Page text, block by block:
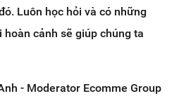
Luôn học hỏi và có những
cảnh sẽ giúp chúng ta
- Moderator Ecomme Group